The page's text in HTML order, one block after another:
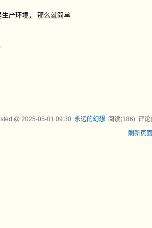
产环境， 那么就简单
@2025-05-01 09:30 永远的幻想 阅读(186) 评论
刷新页面